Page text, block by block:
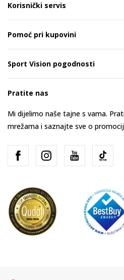
Korisnički servis
Pomoć pri kupovini
Sport Vision pogodnosti
Pratite nas
Mi dijelimo naše tajne s vama.
mrežama i saznajte sve o